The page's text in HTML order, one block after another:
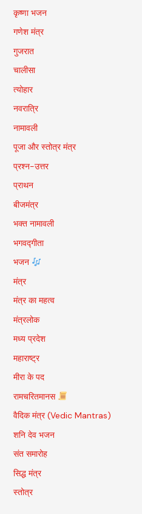
कृष्णा भजन
गणेश मंत्र
गुजरात
चालीसा
त्योहार
नवरात्रि
नामावली
पूजा और स्तोत्र मंत्र
प्रश्न-उत्तर
प्राथन
बीजमंत्र
भक्त नामावली
भगवद्गीता
भजन
मंत्र
मंत्र का महत्व
मंत्रलोक
मध्य प्रदेश
महाराष्ट्र
मीरा के पद
रामचरितमानस
वैदिक मंत्र (Vedic Mantras)
शनि देव भजन
संत समारोह
सिद्ध मंत्र
स्तोत्र